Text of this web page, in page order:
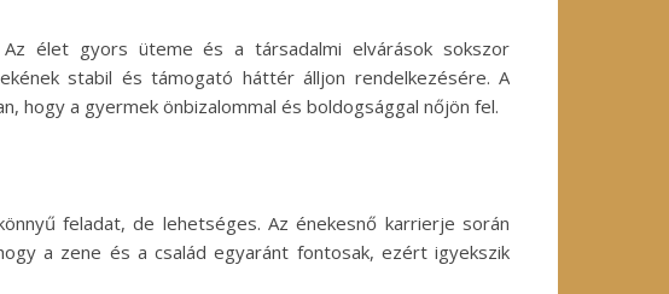
élet gyors üteme és a társadalmi elvárások sokszor
stabil és támogató háttér álljon rendelkezésére. A
hogy a gyermek önbizalommal és boldogsággal nőjön fel.
feladat, de lehetséges. Az énekesnő karrierje során
a zene és a család egyaránt fontosak, ezért igyekszik